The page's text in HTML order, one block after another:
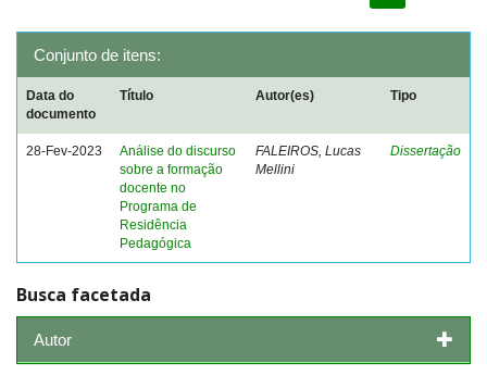
Conjunto de itens:
Data do
documento
Título Autor(es) Tipo
28-Fev-2023
Análise do discurso
sobre a formação
docente no
Programa de
Residência
Pedagógica
FALEIROS, Lucas
Mellini
Dissertação
Busca facetada
Autor